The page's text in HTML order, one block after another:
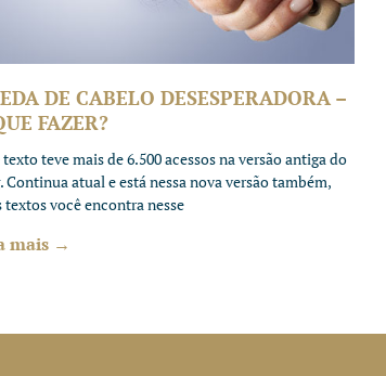
DE CABELO DESESPERADORA –
FAZER?
texto teve mais de 6.500 acessos na versão antiga do
Continua atual e está nessa nova versão também,
textos você encontra nesse
mais →